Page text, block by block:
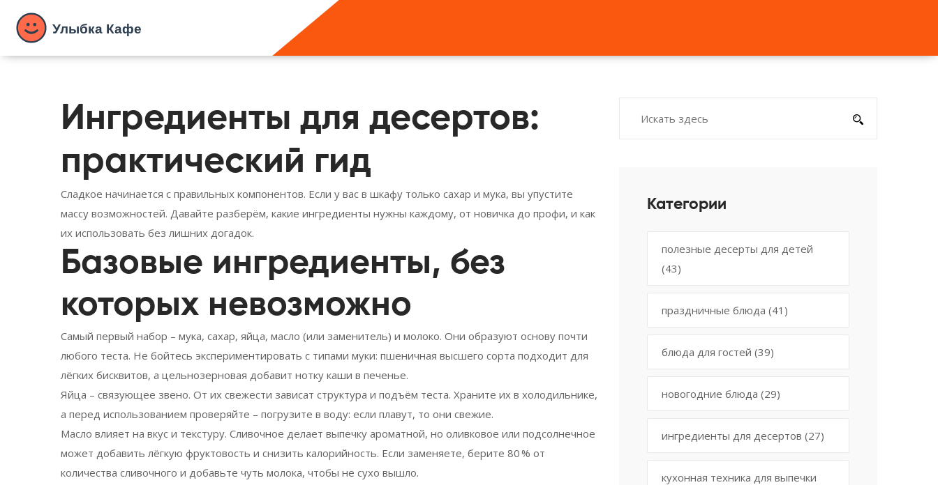
Ингредиенты для десертов:
практический гид
Сладкое начинается с правильных компонентов. Если у вас в шкафу только сахар и мука, вы упустите
массу возможностей. Давайте разберём, какие ингредиенты нужны каждому, от новичка до профи, и как
их использовать без лишних догадок.
Базовые ингредиенты, без
которых невозможно
Самый первый набор – мука, сахар, яйца, масло (или заменитель) и молоко. Они образуют основу почти
любого теста. Не бойтесь экспериментировать с типами муки: пшеничная высшего сорта подходит для
лёгких бисквитов, а цельнозерновая добавит нотку каши в печенье.
Яйца – связующее звено. От их свежести зависат структура и подъём теста. Храните их в холодильнике,
а перед использованием проверяйте – погрузите в воду: если плавут, то они свежие.
Масло влияет на вкус и текстуру. Сливочное делает выпечку ароматной, но оливковое или подсолнечное
может добавить лёгкую фруктовость и снизить калорийность. Если заменяете, берите 80 % от
количества сливочного и добавьте чуть молока, чтобы не сухо вышло.
Категории
полезные десерты для детей
(43)
праздничные блюда (41)
блюда для гостей (39)
новогодние блюда (29)
ингредиенты для десертов (27)
кухонная техника для выпечки